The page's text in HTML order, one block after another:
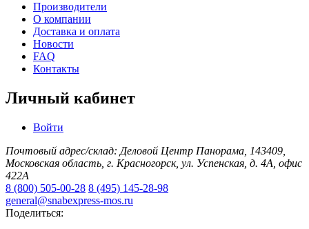
Производители
О компании
Доставка и оплата
Новости
FAQ
Контакты
Личный кабинет
Войти
Почтовый адрес/склад: Деловой Центр Панорама, 143409,
Московская область, г. Красногорск, ул. Успенская, д. 4А, офис
422А
8 (800) 505-00-28 8 (495) 145-28-98
general@snabexpress-mos.ru
Поделиться: